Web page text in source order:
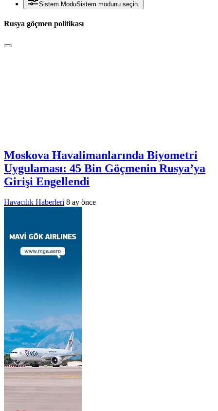
Sistem ModuSistem modunu seçin.
Rusya göçmen politikası
Moskova Havalimanlarında Biyometri
Uygulaması: 45 Bin Göçmenin Rusya’ya
Girişi Engellendi
Havacılık Haberleri 8 ay önce